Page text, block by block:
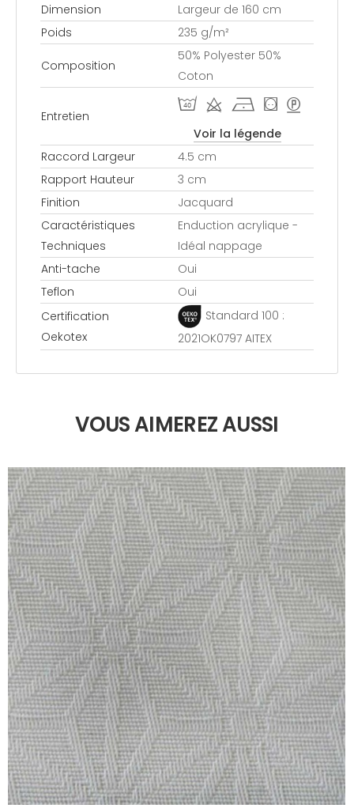
Dimension
Largeur de 160 cm
Poids
235 g/m²
Composition
50% Polyester 50%
Coton
Entretien
I d h ) >
Voir la légende
Raccord Largeur
4.5 cm
Rapport Hauteur
3 cm
Finition
Jacquard
Caractéristiques
Techniques
Enduction acrylique -
Idéal nappage
Anti-tache
Oui
Teflon
Oui
Certification
Oekotex
Standard 100 :
2021OK0797 AITEX
VOUS AIMEREZ AUSSI